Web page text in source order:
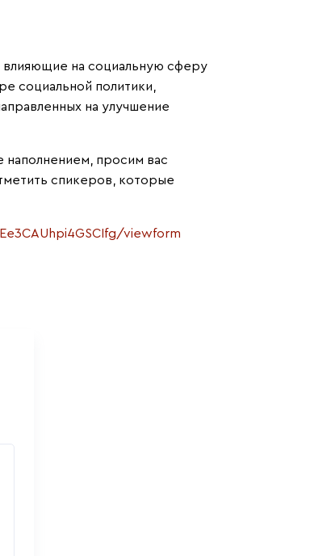
влияющие на социальную сферу
социальной политики,
на улучшение
наполнением, просим вас
спикеров, которые
viewform